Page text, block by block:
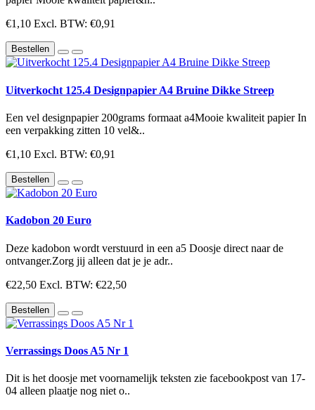
€1,10 Excl. BTW: €0,91
Bestellen
Uitverkocht 125.4 Designpapier A4 Bruine Dikke Streep
Een vel designpapier 200grams formaat a4Mooie kwaliteit papier In
een verpakking zitten 10 vel&..
€1,10 Excl. BTW: €0,91
Bestellen
Kadobon 20 Euro
Deze kadobon wordt verstuurd in een a5 Doosje direct naar de
ontvanger.Zorg jij alleen dat je je adr..
€22,50 Excl. BTW: €22,50
Bestellen
Verrassings Doos A5 Nr 1
Dit is het doosje met voornamelijk teksten zie facebookpost van 17-
04 alleen plaatje nog niet o..